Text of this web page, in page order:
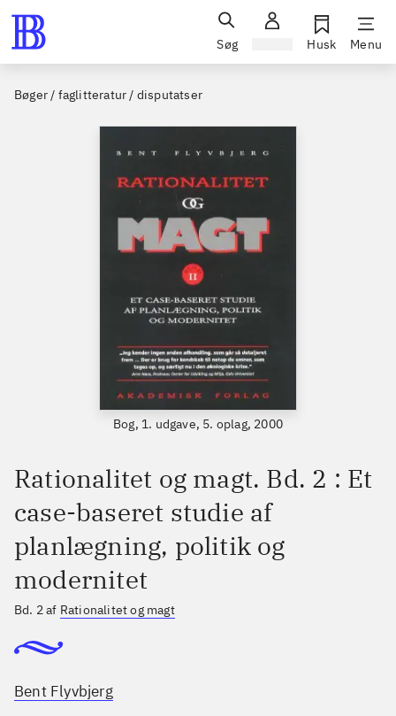
Søg Husk Menu
Bøger / faglitteratur / disputatser
Bog, 1. udgave, 5. oplag, 2000
Rationalitet og magt. Bd. 2 : Et
case-baseret studie af
planlægning, politik og
modernitet
Bd. 2 af Rationalitet og magt
Bent Flyvbjerg